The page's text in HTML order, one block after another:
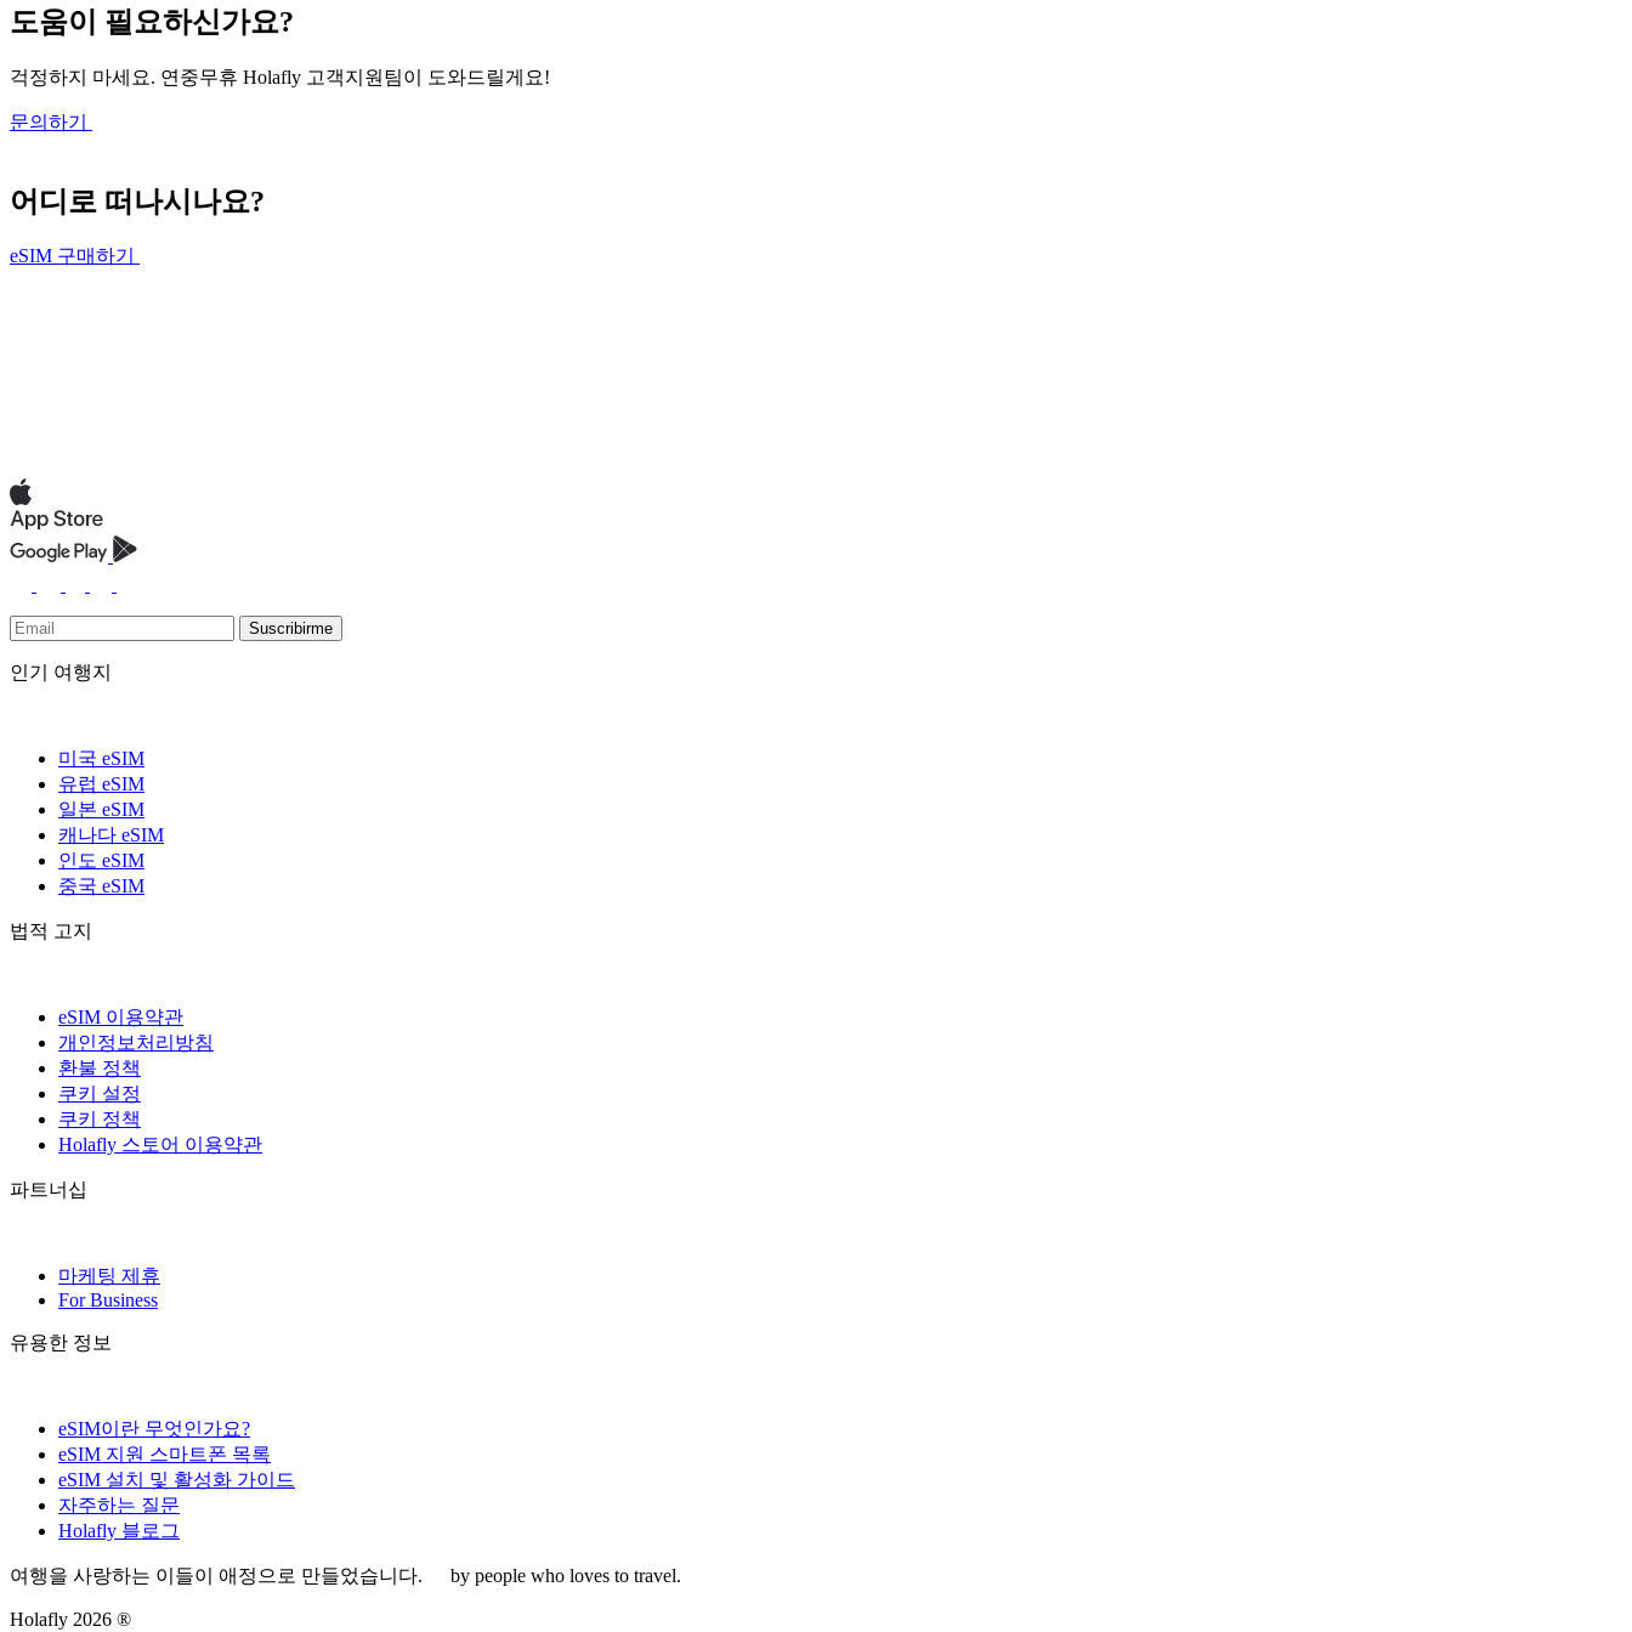
도움이 필요하신가요?
걱정하지 마세요. 연중무휴 Holafly 고객지원팀이 도와드릴게요!
문의하기
어디로 떠나시나요?
eSIM 구매하기
Suscribirme
인기 여행지
미국 eSIM
유럽 eSIM
일본 eSIM
캐나다 eSIM
인도 eSIM
중국 eSIM
법적 고지
eSIM 이용약관
개인정보처리방침
환불 정책
쿠키 설정
쿠키 정책
Holafly 스토어 이용약관
파트너십
마케팅 제휴
For Business
유용한 정보
eSIM이란 무엇인가요?
eSIM 지원 스마트폰 목록
eSIM 설치 및 활성화 가이드
자주하는 질문
Holafly 블로그
여행을 사랑하는 이들이 애정으로 만들었습니다. by people who loves to travel.
Holafly 2026 ®